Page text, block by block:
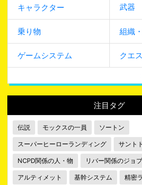
キャラクター 武器
乗り物 組織
ゲームシステム クエ
注目タグ
伝説 モックスの一員 ソートン
スーパーヒーローランディング サント
NCPD関係の人・物 リバー関係のジョブ
アルティメット 基幹システム 精密